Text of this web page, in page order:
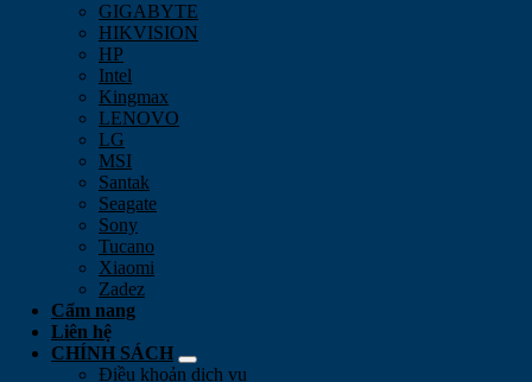
GIGABYTE
HIKVISION
HP
Intel
Kingmax
LENOVO
LG
MSI
Santak
Seagate
Sony
Tucano
Xiaomi
Zadez
Cẩm nang
Liên hệ
CHÍNH SÁCH
Điều khoản dịch vụ